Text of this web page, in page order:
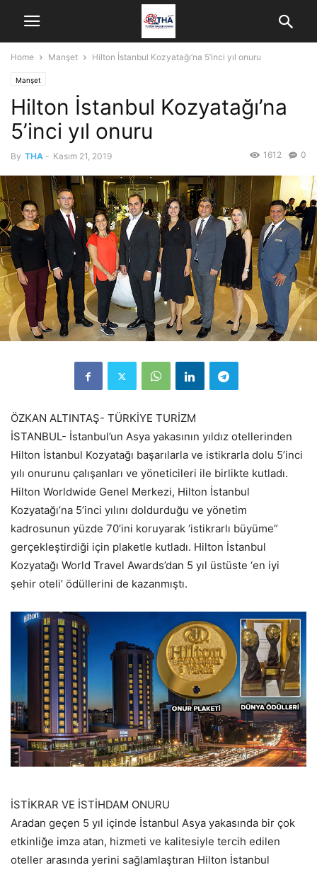
Home Manşet Hilton İstanbul Kozyatağı’na 5’inci yıl onuru
Manşet
Hilton İstanbul Kozyatağı’na
5’inci yıl onuru
By THA - Kasım 21, 2019 0
1612
ÖZKAN ALTINTAŞ- TÜRKİYE TURİZM
İSTANBUL- İstanbul’un Asya yakasının yıldız otellerinden
Hilton İstanbul Kozyatağı başarılarla ve istikrarla dolu 5’inci
yılı onurunu çalışanları ve yöneticileri ile birlikte kutladı.
Hilton Worldwide Genel Merkezi, Hilton İstanbul
Kozyatağı’na 5’inci yılını doldurduğu ve yönetim
kadrosunun yüzde 70’ini koruyarak ‘istikrarlı büyüme”
gerçekleştirdiği için plaketle kutladı. Hilton İstanbul
Kozyatağı World Travel Awards’dan 5 yıl üstüste ‘en iyi
şehir oteli’ ödüllerini de kazanmıştı.
İSTİKRAR VE İSTİHDAM ONURU
Aradan geçen 5 yıl içinde İstanbul Asya yakasında bir çok
etkinliğe imza atan, hizmeti ve kalitesiyle tercih edilen
oteller arasında yerini sağlamlaştıran Hilton İstanbul